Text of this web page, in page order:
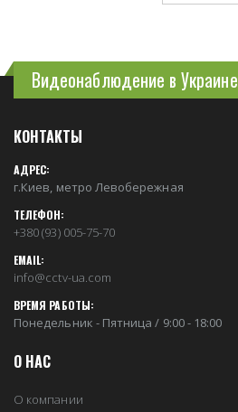
Видеонаблюдение в Украине
КОНТАКТЫ
АДРЕС:
г.Киев, метро Левобережная
ТЕЛЕФОН:
+380 (93) 005-75-70
EMAIL:
info@cctv-ua.com
ВРЕМЯ РАБОТЫ:
Понедельник - Пятница / 9:00 - 18:00
О НАС
О компании